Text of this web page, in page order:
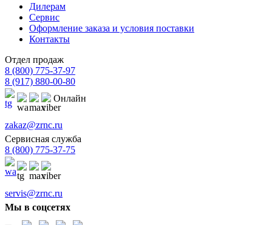
Дилерам
Сервис
Оформление заказа и условия поставки
Контакты
Отдел продаж
8 (800) 775-37-97
8 (917) 880-00-80
Онлайн
zakaz@zrnc.ru
Сервисная служба
8 (800) 775-37-75
servis@zrnc.ru
Мы в соцсетях